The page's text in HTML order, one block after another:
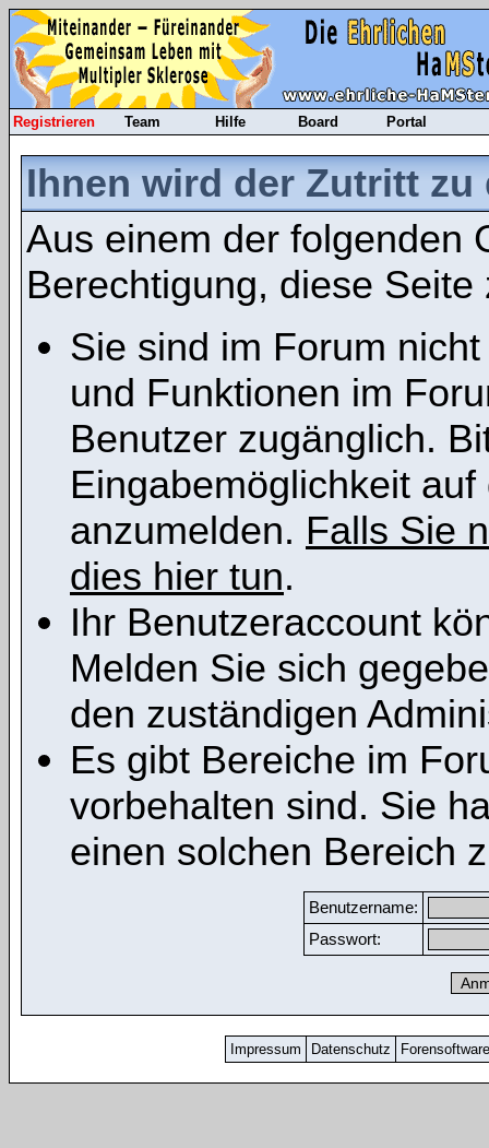
Registrieren Team Hilfe Board Portal
Ihnen wird der Zutritt
Aus einem der folgenden
Berechtigung, diese Seite
Sie sind im Forum
und Funktionen im
Benutzer zugänglich.
Eingabemöglichkeit
anzumelden. Falls Sie
dies hier tun.
Ihr Benutzeraccount
Melden Sie sich
den zuständigen
Es gibt Bereiche im
vorbehalten sind. Sie
einen solchen Bereich
Benutzername:
Passwort:
Impressum Datenschutz